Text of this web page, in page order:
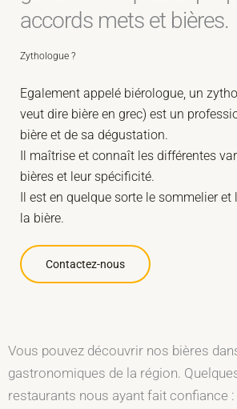
accords mets et bières.
Zythologue ?
Egalement appelé biérologue, un
veut dire bière en grec) est un
bière et de sa dégustation.
Il maîtrise et connaît les différentes
bières et leur spécificité.
Il est en quelque sorte le sommelier
la bière.
Contactez-nous
Vous pouvez découvrir nos bières
gastronomiques de la région.
restaurants nous ayant fait confiance :